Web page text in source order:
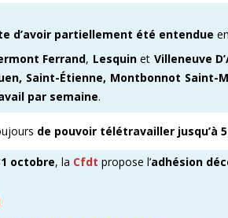
d’avoir partiellement été entendue
Ferrand, Lesquinet Villeneuve
Saint-Étienne, Montbonnot Saint-
par semaine.
de pouvoir télétravailler jusqu’à
octobre, la Cfdt propose l’adhésion